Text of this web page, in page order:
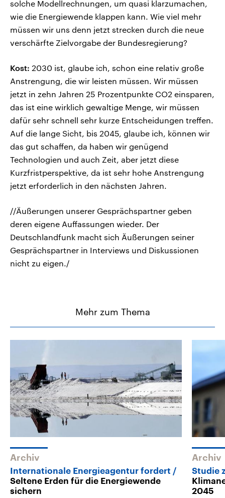
solche Modellrechnungen, um quasi klarzumachen,
wie die Energiewende klappen kann. Wie viel mehr
müssen wir uns denn jetzt strecken durch die neue
verschärfte Zielvorgabe der Bundesregierung?
Kost: 2030 ist, glaube ich, schon eine relativ große
Anstrengung, die wir leisten müssen. Wir müssen
jetzt in zehn Jahren 25 Prozentpunkte CO2 einsparen,
das ist eine wirklich gewaltige Menge, wir müssen
dafür sehr schnell sehr kurze Entscheidungen treffen.
Auf die lange Sicht, bis 2045, glaube ich, können wir
das gut schaffen, da haben wir genügend
Technologien und auch Zeit, aber jetzt diese
Kurzfristperspektive, da ist sehr hohe Anstrengung
jetzt erforderlich in den nächsten Jahren.
//Äußerungen unserer Gesprächspartner geben
deren eigene Auffassungen wieder. Der
Deutschlandfunk macht sich Äußerungen seiner
Gesprächspartner in Interviews und Diskussionen
nicht zu eigen./
Mehr zum Thema
Archiv
Internationale Energieagentur fordert
Seltene Erden für die Energiewende
sichern
Archiv
Studie
2045